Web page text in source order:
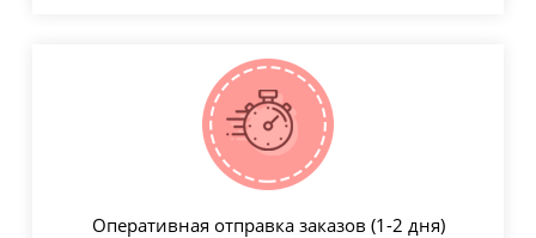
Оперативная отправка заказов (1-2 дня)